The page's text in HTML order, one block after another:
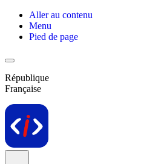
Aller au contenu
Menu
Pied de page
République
Française